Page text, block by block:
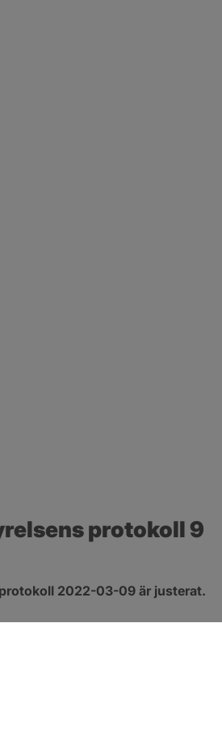
protokoll 9
2022-03-09 är justerat.
465.1 kB, öppnas i nytt fönster.